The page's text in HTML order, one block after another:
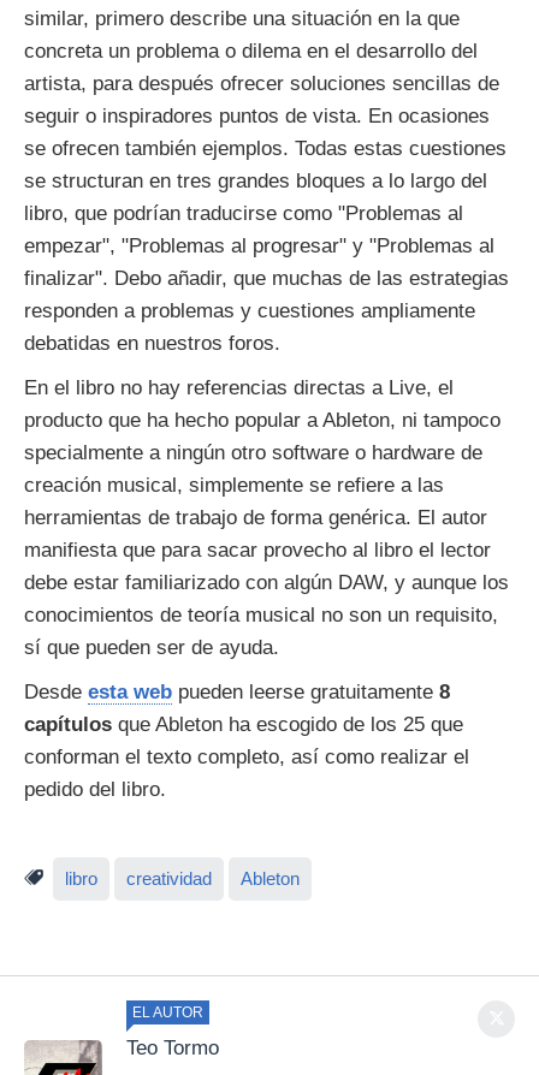
similar, primero describe una situación en la que
concreta un problema o dilema en el desarrollo del
artista, para después ofrecer soluciones sencillas de
seguir o inspiradores puntos de vista. En ocasiones
se ofrecen también ejemplos. Todas estas cuestiones
se structuran en tres grandes bloques a lo largo del
libro, que podrían traducirse como "Problemas al
empezar", "Problemas al progresar" y "Problemas al
finalizar". Debo añadir, que muchas de las estrategias
responden a problemas y cuestiones ampliamente
debatidas en nuestros foros.
En el libro no hay referencias directas a Live, el
producto que ha hecho popular a Ableton, ni tampoco
specialmente a ningún otro software o hardware de
creación musical, simplemente se refiere a las
herramientas de trabajo de forma genérica. El autor
manifiesta que para sacar provecho al libro el lector
debe estar familiarizado con algún DAW, y aunque los
conocimientos de teoría musical no son un requisito,
sí que pueden ser de ayuda.
Desde esta web pueden leerse gratuitamente 8
capítulos que Ableton ha escogido de los 25 que
conforman el texto completo, así como realizar el
pedido del libro.
libro creatividad Ableton
EL AUTOR
Teo Tormo